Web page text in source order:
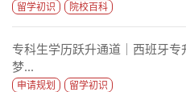
留学初识 院校百科
专科生学历跃升通道｜西班牙专
梦...
申请规划 留学初识